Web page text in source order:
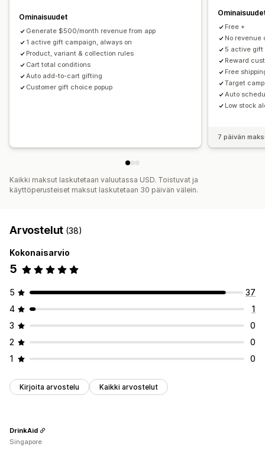
Ilmaislahja
Kassan mukauttaminen
Automaattiset alennukset
Ominaisuudet
Generate $500/month revenue from app
1 active gift campaign, always on
Product, variant & collection rules
Cart total conditions
Auto add-to-cart gifting
Customer gift choice popup
Free +
No revenue
5 active gift
Reward
Free
Target
Auto
Low stock
7 päivän
Kaikki maksut laskutetaan valuutassa USD. Toistuvat ja
käyttöperusteiset maksut laskutetaan 30 päivän välein.
Arvostelut (38)
Kokonaisarvio
5
5
37
4
1
3
0
2
0
1
0
Kirjoita arvostelu Kaikki arvostelut
DrinkAid
Singapore